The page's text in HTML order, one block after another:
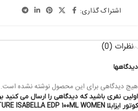
اشتراک گذاری:
نظرات (0)
دیدگاهها
هیچ دیدگاهی برای این محصول نوشته نشده است.
اولین نفری باشید که دیدگاهی را ارسال می کنید
کوتور ایزابلا ELIZABETH CUTURE ISABELLA EDP 100ML WOMEN”